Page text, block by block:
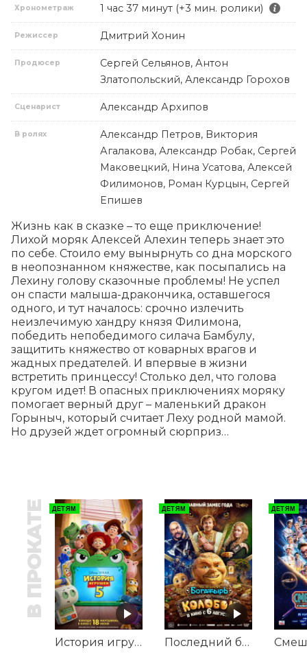
Хронометраж 1 час 37 минут (+3 мин. ролики)
Режиссер Дмитрий Хонин
Продюсер
Сергей Сельянов, Антон
Златопольский, Александр Горохов
Сценарист Александр Архипов
В ролях
Александр Петров, Виктория
Агалакова, Александр Робак, Сергей
Маковецкий, Нина Усатова, Алексей
Филимонов, Роман Курцын, Сергей
Епишев
Жизнь как в сказке – то еще приключение!
Лихой моряк Алексей Алехин теперь знает это
по себе. Стоило ему вынырнуть со дна морского
в неопознанном княжестве, как посыпались на
Лехину голову сказочные проблемы! Не успел
он спасти малыша-дракончика, оставшегося
одного, и тут началось: срочно излечить
неизлечимую хандру князя Филимона,
победить непобедимого силача Бамбулу,
защитить княжество от коварных врагов и
жадных предателей. И впервые в жизни
встретить принцессу! Столько дел, что голова
кругом идет! В опасных приключениях моряку
помогает верный друг – маленький дракон
Горыныч, который считает Леху родной мамой.
Но друзей ждет огромный сюрприз…
В ПРОКАТЕ ДЕТЯМ
История игрушек 5
ДЕТЯМ
Последний богатырь. Колобок
ДЕТЯМ